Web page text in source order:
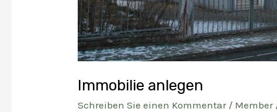
Immobilie anlegen
Schreiben Sie einen Kommentar / Member